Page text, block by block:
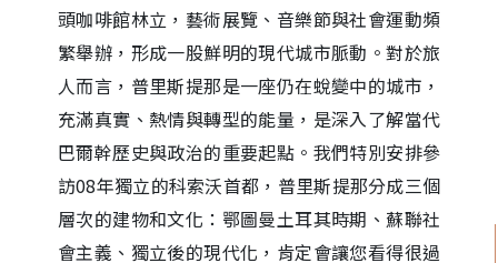
頭咖啡館林立，藝術展覽、音樂節與社會運動頻
繁舉辦，形成一股鮮明的現代城市脈動。對於旅
人而言，普里斯提那是一座仍在蛻變中的城市，
充滿真實、熱情與轉型的能量，是深入了解當代
巴爾幹歷史與政治的重要起點。我們特別安排參
訪08年獨立的科索沃首都，普里斯提那分成三個
層次的建物和文化：鄂圖曼土耳其時期、蘇聯社
會主義、獨立後的現代化，肯定會讓您看得很過